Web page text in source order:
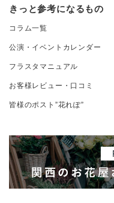
きっと参考になるもの
コラム一覧
公演・イベントカレンダー
フラスタマニュアル
お客様レビュー・口コミ
皆様のポスト”花れぽ”